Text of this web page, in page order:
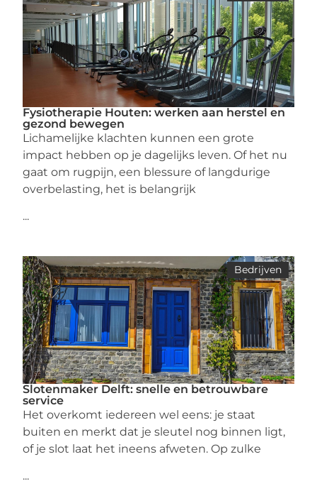
Fysiotherapie Houten: werken aan herstel en
gezond bewegen
Lichamelijke klachten kunnen een grote
impact hebben op je dagelijks leven. Of het nu
gaat om rugpijn, een blessure of langdurige
overbelasting, het is belangrijk
...
Bedrijven
Slotenmaker Delft: snelle en betrouwbare
service
Het overkomt iedereen wel eens: je staat
buiten en merkt dat je sleutel nog binnen ligt,
of je slot laat het ineens afweten. Op zulke
...